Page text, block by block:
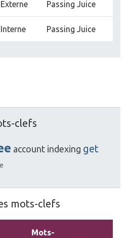
Externe Passing Juice
Interne Passing Juice
clefs
account indexing get
mots-clefs
Mots-